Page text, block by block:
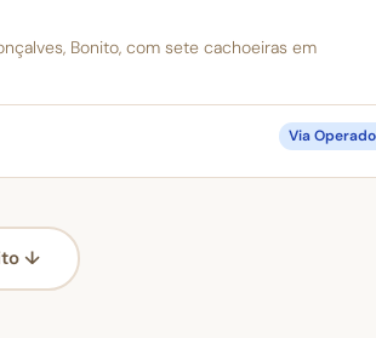
Bonito, com sete cachoeiras em
Via
↓